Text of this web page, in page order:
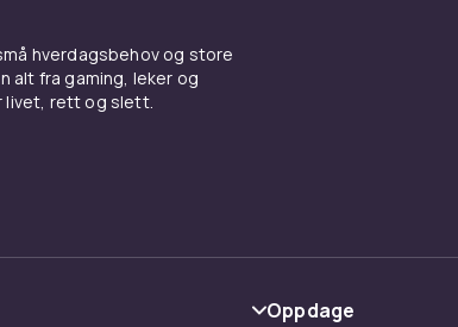
hverdagsbehov og store
alt fra gaming, leker og
livet, rett og slett.
Oppdage